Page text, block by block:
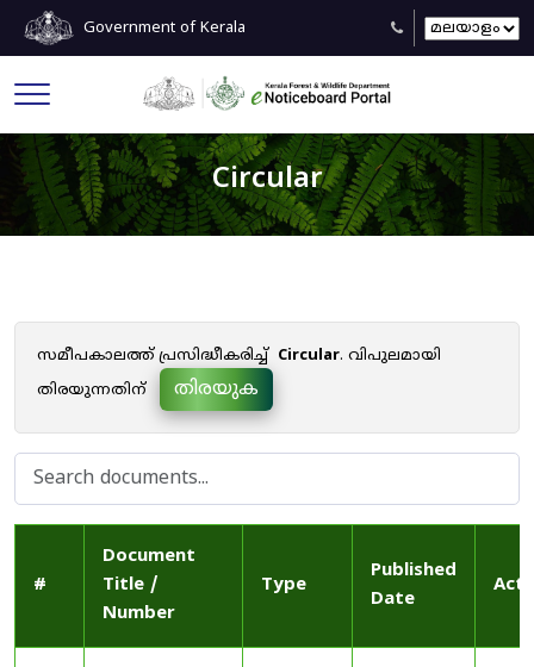
Government of Kerala
Circular
സമീപകാലത്ത് പ്രസിദ്ധീകരിച്ച് Circular. വിപുലമായി
തിരയുന്നതിന്
തിരയുക
#
Document
Title /
Number
Type
Published
Date